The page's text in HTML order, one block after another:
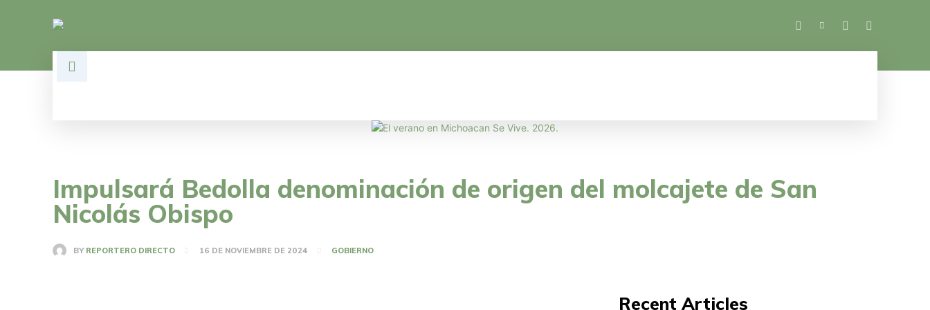
Impulsará Bedolla denominación de origen del molcajete de San
Nicolás Obispo
BY REPORTERO DIRECTO 16 DE NOVIEMBRE DE 2024 GOBIERNO
Recent Articles